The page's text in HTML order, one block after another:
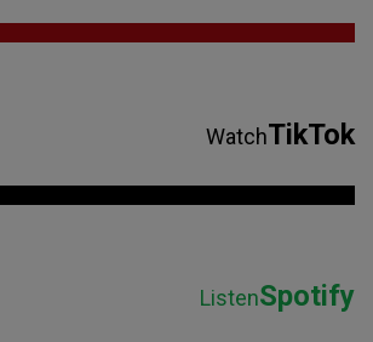
WatchTikTok
ListenSpotify